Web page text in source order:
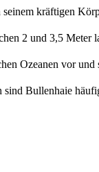
kräftigen
2 und 3,5
Ozeanen vor
sind Bullenhaie